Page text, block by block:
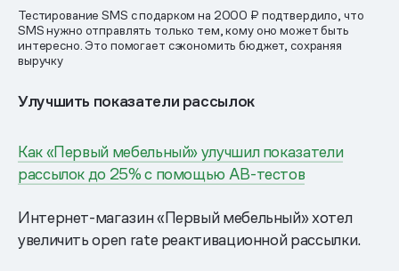
Тестирование SMS с подарком на 2000 ₽ подтвердило, что
SMS нужно отправлять только тем, кому оно может быть
интересно. Это помогает сэкономить бюджет, сохраняя
выручку
Улучшить показатели рассылок
Как «Первый мебельный» улучшил показатели
рассылок до 25% с помощью AB-тестов
Интернет-магазин «Первый мебельный» хотел
увеличить open rate реактивационной рассылки.